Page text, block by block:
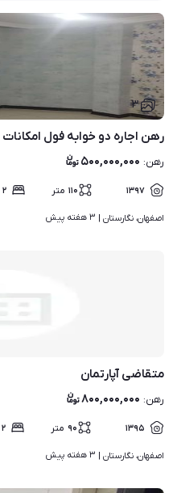
۳
رهن اجاره دو خوابه فول امکانات
رهن: ۵۰۰,۰۰۰,۰۰۰
۱۳۹۷ ۱۱۰ متر ۲
اصفهان، نگارستان | ۳ هفته پیش
متقاضی آپارتمان
رهن: ۸۰۰,۰۰۰,۰۰۰
۱۳۹۵ ۹۰ متر ۲
اصفهان، نگارستان | ۳ هفته پیش